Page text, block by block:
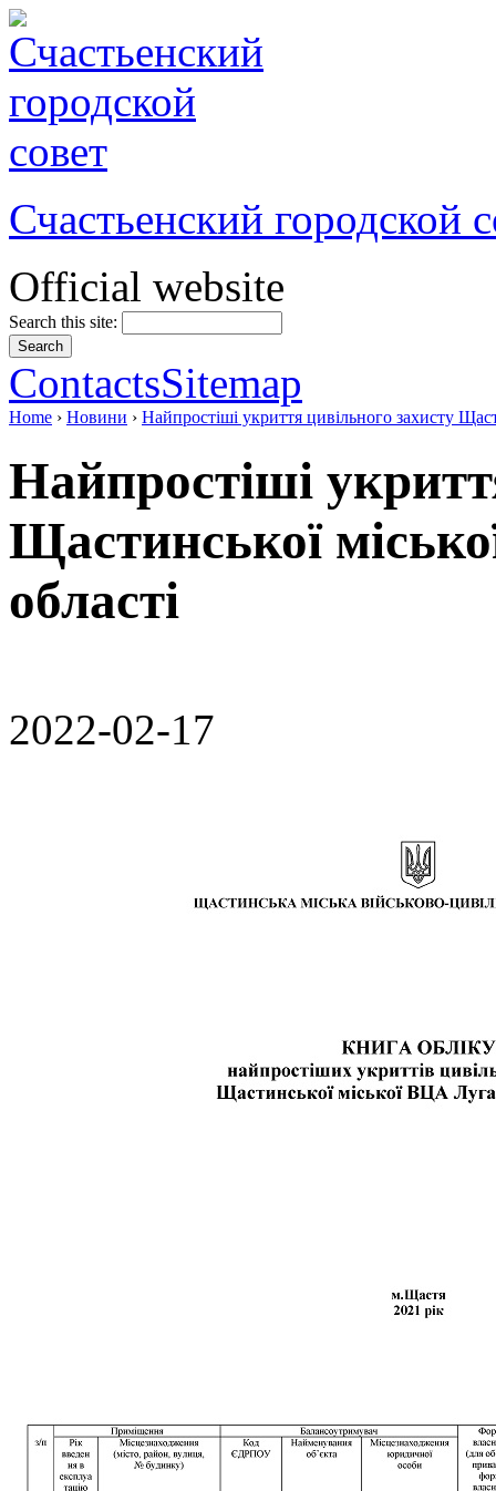
Счастьенский городской
Official website
Search this site:
ContactsSitemap
Home › Новини › Найпростіші укриття цивільного захисту
Найпростіші
Щастинської
області
2022-02-17